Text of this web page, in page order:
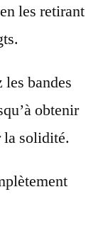
les retirant
les bandes
obtenir
la solidité.